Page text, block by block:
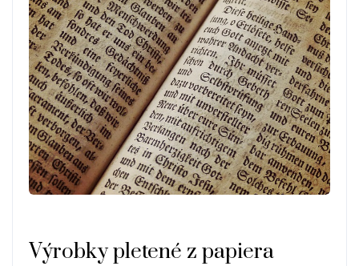
Výrobky pletené z papiera